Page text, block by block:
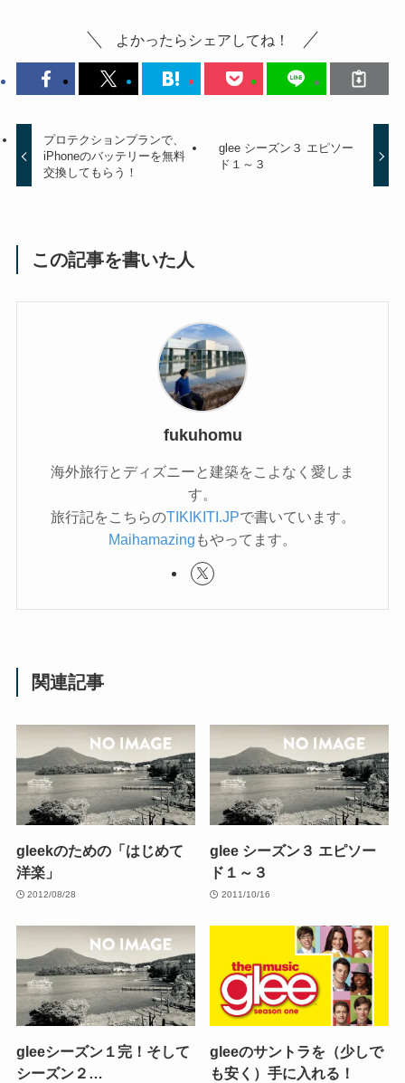
よかったらシェアしてね！
プロテクションプランで、
iPhoneのバッテリーを無料
交換してもらう！
glee シーズン３ エピソー
ド１～３
この記事を書いた人
fukuhomu
海外旅行とディズニーと建築をこよなく愛しま
す。
旅行記をこちらのTIKIKITI.JPで書いています。
Maihamazing もやってます。
関連記事
gleekのための「はじめて
洋楽」
2012/08/28
glee シーズン３ エピソー
ド１～３
2011/10/16
gleeシーズン１完！そして
シーズン２…
gleeのサントラを（少しで
も安く）手に入れる！